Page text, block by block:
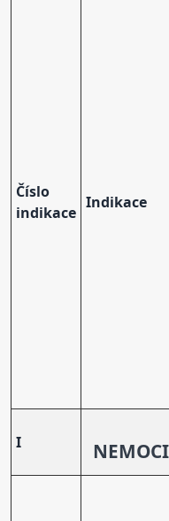
Číslo
indikace
Indikace
I NEMOCI